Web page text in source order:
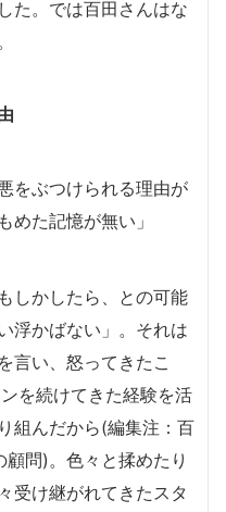
た。では百田さんはな
をぶつけられる理由が
めた記憶が無い」
しかしたら、との可能
浮かばない」。それは
言い、怒ってきたこ
を続けてきた経験を活
組んだから(編集注：百
問)。色々と揉めたり
受け継がれてきたスタ